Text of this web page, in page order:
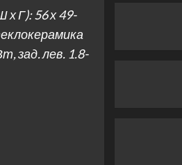
Г): 56 х 49-
зад. лев. 1.8-